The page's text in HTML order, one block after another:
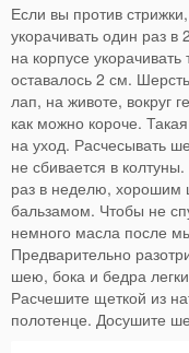
Если вы против
укорачивать один раз
на корпусе
оставалось 2 см.
лап, на животе, вокруг
как можно короче.
на уход. Расчесывать
не сбивается в
раз в неделю, хорошим
бальзамом. Чтобы не
немного масла после
Предварительно
шею, бока и бедра
Расчешите щеткой из
полотенце. Досушите